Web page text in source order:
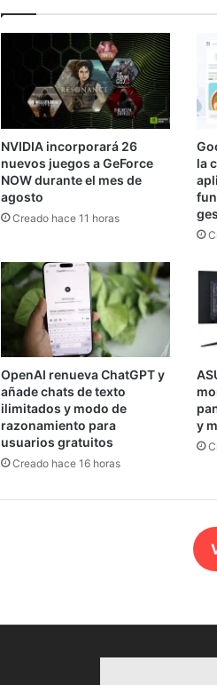
NVIDIA incorporará 26
nuevos juegos a GeForce
NOW durante el mes de
agosto
Creado hace 11 horas
la
OpenAI renueva ChatGPT y
añade chats de texto
ilimitados y modo de
razonamiento para
usuarios gratuitos
Creado hace 16 horas
y